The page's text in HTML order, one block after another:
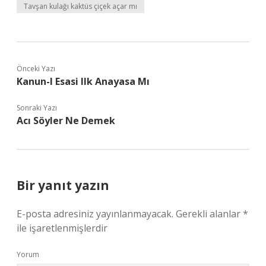
Tavşan kulağı kaktüs çiçek açar mı
Önceki Yazı
Kanun-I Esasi Ilk Anayasa Mı
Sonraki Yazı
Acı Söyler Ne Demek
Bir yanıt yazın
E-posta adresiniz yayınlanmayacak. Gerekli alanlar*
ile işaretlenmişlerdir
Yorum